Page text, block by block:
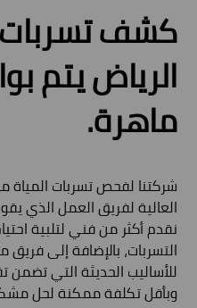
كشف
الرياض يتم
ماهرة.
شركتنا لفحص تسربات المياة
العالية لفريق العمل الذي
نقدم أكثر من فني لتلبية
التسربات، بالإضافة إلى
للأساليب الحديثة التي
وبأقل تكلفة ممكنة لحل